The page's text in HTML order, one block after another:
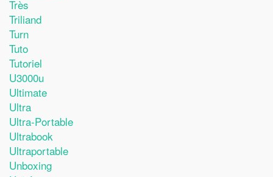
Très
Triliand
Turn
Tuto
Tutoriel
U3000u
Ultimate
Ultra
Ultra-Portable
Ultrabook
Ultraportable
Unboxing